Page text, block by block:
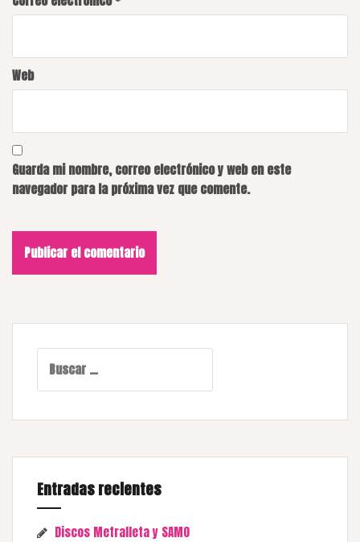
Web
Guarda mi nombre, correo electrónico y web en este
navegador para la próxima vez que comente.
Entradas recientes
Discos Metralleta y SAMO